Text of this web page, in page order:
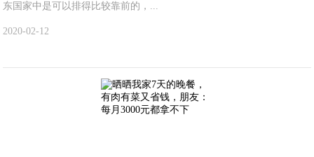
东国家中是可以排得比较靠前的，...
2020-02-12